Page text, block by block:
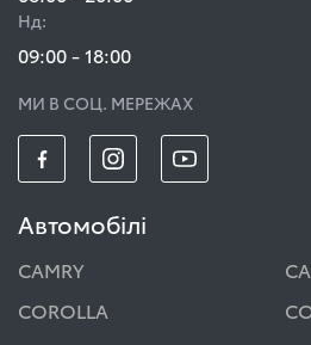
Нд:
09:00 - 18:00
МИ В СОЦ. МЕРЕЖАХ
Автомобілі
CAMRY
COROLLA